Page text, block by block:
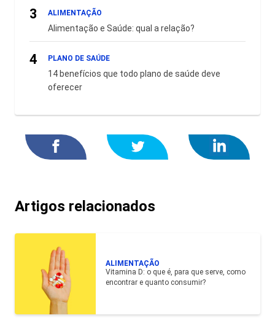
3 ALIMENTAÇÃO
Alimentação e Saúde: qual a relação?
4 PLANO DE SAÚDE
14 benefícios que todo plano de saúde deve
oferecer
Artigos relacionados
ALIMENTAÇÃO
Vitamina D: o que é, para que serve, como
encontrar e quanto consumir?